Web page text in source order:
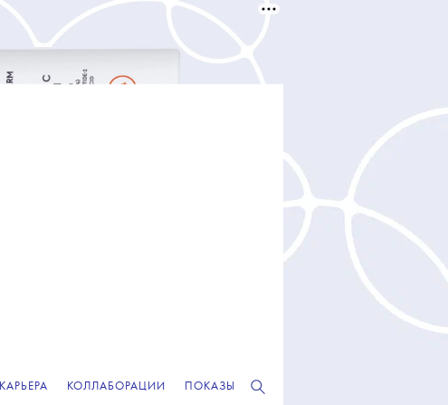
КАРЬЕРА КОЛЛАБОРАЦИИ ПОКАЗЫ